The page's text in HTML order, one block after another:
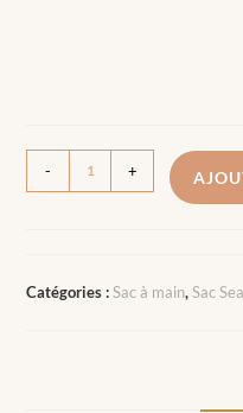
- +
Catégories :Sac à main,Sac